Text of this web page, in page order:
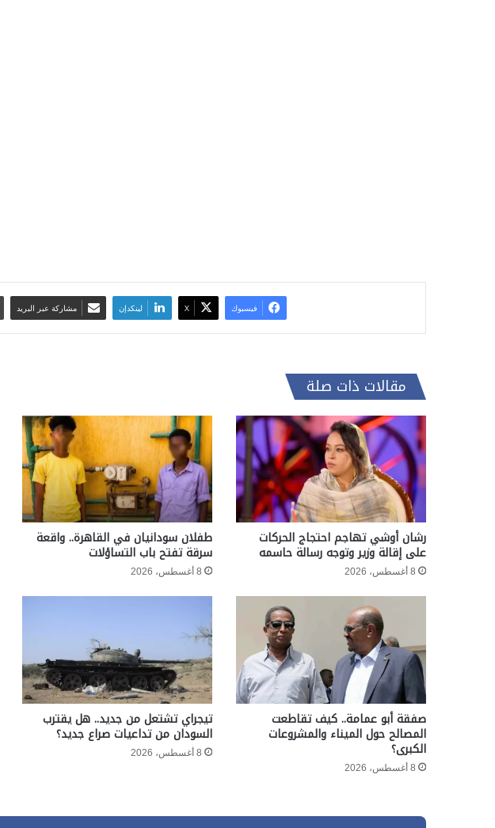
فيسبوك ‫X لينكدإن مشاركة عبر البريد
مقالات ذات صلة
رشان أوشي تهاجم احتجاج الحركات
على إقالة وزير وتوجه رسالة حاسمه
8 أغسطس، 2026
طفلان سودانيان في القاهرة.. واقعة
سرقة تفتح باب التساؤلات
8 أغسطس، 2026
صفقة أبو عمامة.. كيف تقاطعت
المصالح حول الميناء والمشروعات
الكبرى؟
8 أغسطس، 2026
تيجراي تشتعل من جديد.. هل يقترب
السودان من تداعيات صراع جديد؟
8 أغسطس، 2026